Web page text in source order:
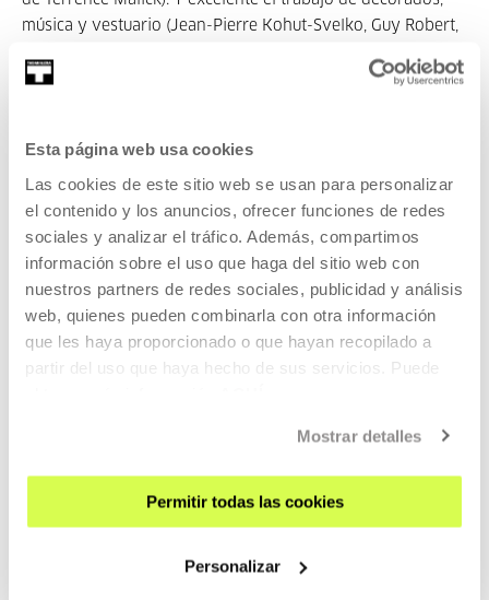
Esta página web usa cookies
Las cookies de este sitio web se usan para personalizar
el contenido y los anuncios, ofrecer funciones de redes
sociales y analizar el tráfico. Además, compartimos
información sobre el uso que haga del sitio web con
nuestros partners de redes sociales, publicidad y análisis
web, quienes pueden combinarla con otra información
que les haya proporcionado o que hayan recopilado a
partir del uso que haya hecho de sus servicios. Puede
Mostrar detalles
Permitir todas las cookies
Personalizar
música y vestuario (Jean-Pierre Kohut-Svelko, Guy Robert,
cámara, pero es evidente que su figura renacentista va a
La película recibió el Premio Méliès de la crítica francesa.
Víctor Iriarte
TRAILER
Pertenece a Ciclo: Pascale Ogier